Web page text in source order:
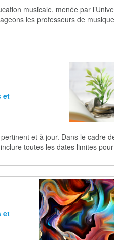
musicale, menée par
les professeurs de
et
et à jour. Dans le cadre
toutes les dates limites pour
et